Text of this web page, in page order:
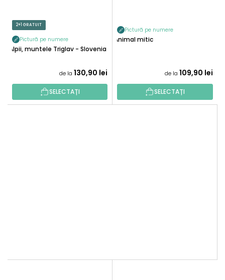
2+1 GRATUIT
Pictură pe numere
Alpii, muntele Triglav - Slovenia
de la 130,90 lei
SELECTAȚI
Pictură pe numere
Animal mitic
de la 109,90 lei
SELECTAȚI